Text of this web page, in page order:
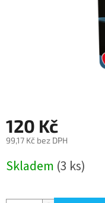
120 Kč
99,17 Kč bez DPH
cena:
Skladem (3 ks)